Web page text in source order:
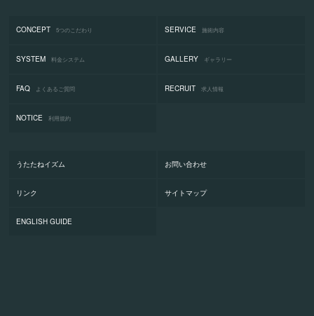
CONCEPT 5つのこだわり SERVICE 施術内容
SYSTEM 料金システム GALLERY ギャラリー
FAQ よくあるご質問 RECRUIT 求人情報
NOTICE 利用規約
うたたねイズム お問い合わせ
リンク サイトマップ
ENGLISH GUIDE